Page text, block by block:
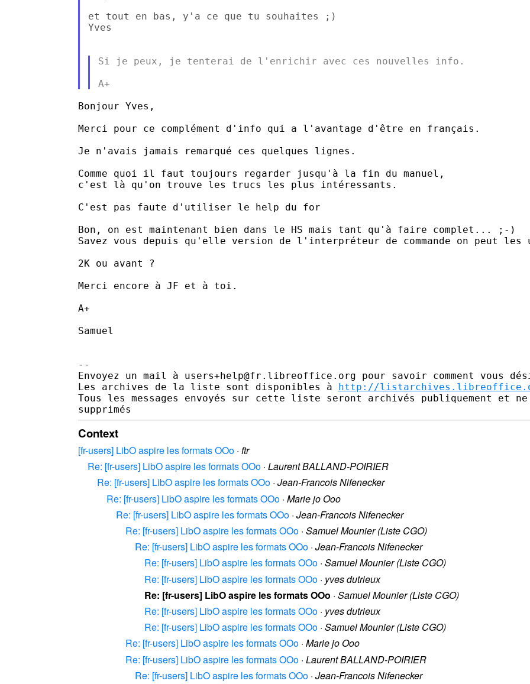
et tout en bas, y'a ce que tu souhaites ;)
Yves
Si je peux, je tenterai de l'enrichir avec ces nouvelles info.
Bonjour Yves,
Merci pour ce complément d'info qui a l'avantage d'être en français.
Je n'avais jamais remarqué ces quelques lignes.
Comme quoi il faut toujours regarder jusqu'à la fin du manuel,
c'est là qu'on trouve les trucs les plus intéressants.
C'est pas faute d'utiliser le help du for
Bon, on est maintenant bien dans le HS mais tant qu'à faire complet... ;-)
Savez vous depuis qu'elle version de l'interpréteur de commande on peut
2K ou avant ?
Merci encore à JF et à toi.
A+
Samuel
--
Envoyez un mail à users+help@fr.libreoffice.org pour savoir comment vous
Les archives de la liste sont disponibles à http://
Tous les messages envoyés sur cette liste seront archivés publiquement et
Context
[fr-users] LibO aspire les formats OOo · ftr
Re: [fr-users] LibO aspire les formats OOo · Laurent BALLAND-POIRIER
Re: [fr-users] LibO aspire les formats OOo · Jean-Francois Nifenecker
Re: [fr-users] LibO aspire les formats OOo · Marie jo Ooo
Re: [fr-users] LibO aspire les formats OOo · Jean-Francois Nifenecker
Re: [fr-users] LibO aspire les formats OOo · Samuel Mounier (Liste CGO)
Re: [fr-users] LibO aspire les formats OOo · Jean-Francois Nifenecker
Re: [fr-users] LibO aspire les formats OOo · Samuel Mounier (Liste CGO)
Re: [fr-users] LibO aspire les formats OOo · yves dutrieux
Re: [fr-users] LibO aspire les formats OOo · Samuel Mounier (Liste CGO)
Re: [fr-users] LibO aspire les formats OOo · yves dutrieux
Re: [fr-users] LibO aspire les formats OOo · Samuel Mounier (Liste CGO)
Re: [fr-users] LibO aspire les formats OOo · Marie jo Ooo
Re: [fr-users] LibO aspire les formats OOo · Laurent BALLAND-POIRIER
Re: [fr-users] LibO aspire les formats OOo · Jean-Francois Nifenecker